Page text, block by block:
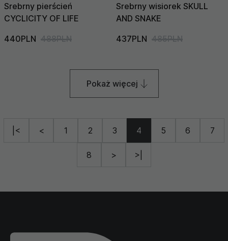
Srebrny pierścień
CYCLICITY OF LIFE
440PLN 488PLN
Srebrny wisiorek SKULL
AND SNAKE
437PLN 485PLN
Pokaż więcej
|< < 1 2 3 4 5 6 7
8 > >|